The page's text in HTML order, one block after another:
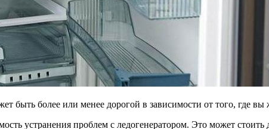
быть более или менее дорогой в зависимости от того, где вы
устранения проблем с ледогенератором. Это может стоить